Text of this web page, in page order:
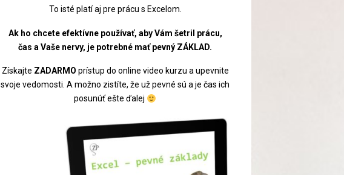
To isté platí aj pre prácu s Excelom.
Ak ho chcete efektívne používať, aby Vám šetril prácu,
čas a Vaše nervy, je potrebné mať pevný ZÁKLAD.
Získajte ZADARMO prístup do online video kurzu a upevnite
svoje vedomosti. A možno zistíte, že už pevné sú a je čas ich
posunúť ešte ďalej